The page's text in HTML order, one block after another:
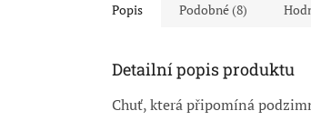
Popis Podobné (8)
Detailní popis produktu
Chuť, která připomíná